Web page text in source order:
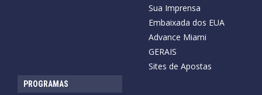
Sua Imprensa
Embaixada dos EUA
Advance Miami
GERAIS
Sites de Apostas
PROGRAMAS